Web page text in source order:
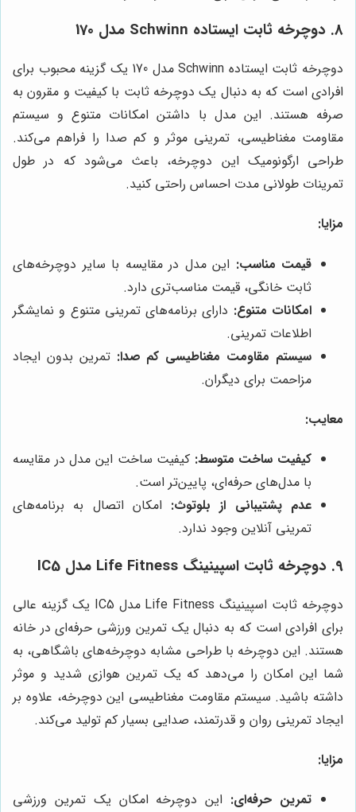
8. دوچرخه ثابت ایستاده Schwinn مدل 170
دوچرخه ثابت ایستاده Schwinn مدل 170 یک گزینه محبوب برای
افرادی است که به دنبال یک دوچرخه ثابت با کیفیت و مقرون به
صرفه هستند. این مدل با داشتن امکانات متنوع و سیستم
مقاومت مغناطیسی، تمرینی موثر و کم صدا را فراهم می‌کند.
طراحی ارگونومیک این دوچرخه، باعث می‌شود که در طول
تمرینات طولانی مدت احساس راحتی کنید.
مزایا:
قیمت مناسب: این مدل در مقایسه با سایر دوچرخه‌های
ثابت خانگی، قیمت مناسب‌تری دارد.
امکانات متنوع: دارای برنامه‌های تمرینی متنوع و نمایشگر
اطلاعات تمرینی.
سیستم مقاومت مغناطیسی کم صدا: تمرین بدون ایجاد
مزاحمت برای دیگران.
معایب:
کیفیت ساخت متوسط: کیفیت ساخت این مدل در مقایسه
با مدل‌های حرفه‌ای، پایین‌تر است.
عدم پشتیبانی از بلوتوث: امکان اتصال به برنامه‌های
تمرینی آنلاین وجود ندارد.
9. دوچرخه ثابت اسپینینگ Life Fitness مدل IC5
دوچرخه ثابت اسپینینگ Life Fitness مدل IC5 یک گزینه عالی
برای افرادی است که به دنبال یک تمرین ورزشی حرفه‌ای در خانه
هستند. این دوچرخه با طراحی مشابه دوچرخه‌های باشگاهی، به
شما این امکان را می‌دهد که یک تمرین هوازی شدید و موثر
داشته باشید. سیستم مقاومت مغناطیسی این دوچرخه، علاوه بر
ایجاد تمرینی روان و قدرتمند، صدایی بسیار کم تولید می‌کند.
مزایا:
تمرین حرفه‌ای: این دوچرخه امکان یک تمرین ورزشی